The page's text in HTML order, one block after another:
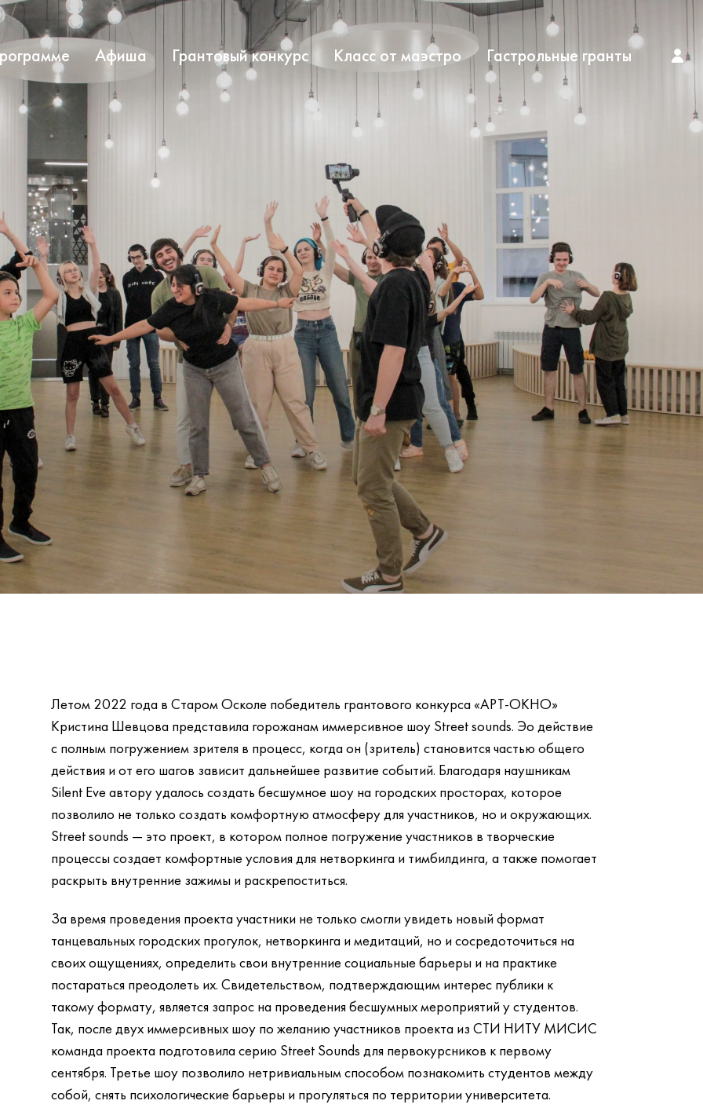
Афиша Грантовый конкурс Класс от маэстро Гастрольные гранты
Летом 2022 года в Старом Осколе победитель грантового конкурса «АРТ-ОКНО»
Кристина Шевцова представила горожанам иммерсивное шоу Street sounds. Эо действие
с полным погружением зрителя в процесс, когда он (зритель) становится частью общего
действия и от его шагов зависит дальнейшее развитие событий. Благодаря наушникам
Silent Eve автору удалось создать бесшумное шоу на городских просторах, которое
позволило не только создать комфортную атмосферу для участников, но и окружающих.
Street sounds — это проект, в котором полное погружение участников в творческие
процессы создает комфортные условия для нетворкинга и тимбилдинга, а также помогает
раскрыть внутренние зажимы и раскрепоститься.
За время проведения проекта участники не только смогли увидеть новый формат
танцевальных городских прогулок, нетворкинга и медитаций, но и сосредоточиться на
своих ощущениях, определить свои внутренние социальные барьеры и на практике
постараться преодолеть их. Свидетельством, подтверждающим интерес публики к
такому формату, является запрос на проведения бесшумных мероприятий у студентов.
Так, после двух иммерсивных шоу по желанию участников проекта из СТИ НИТУ МИСИС
команда проекта подготовила серию Street Sounds для первокурсников к первому
сентября. Третье шоу позволило нетривиальным способом познакомить студентов между
собой, снять психологические барьеры и прогуляться по территории университета.